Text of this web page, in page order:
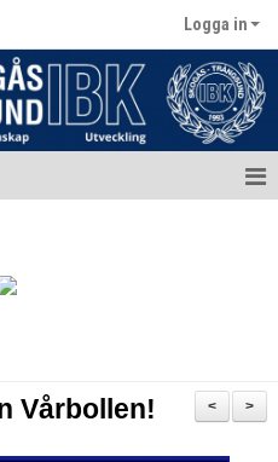
Logga in
>
<
Vårbollen!